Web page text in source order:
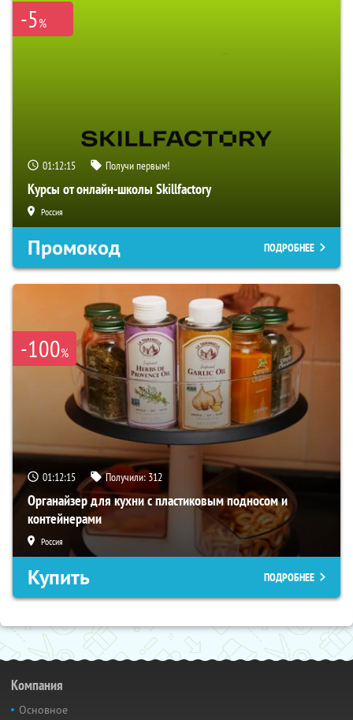
-5%
01:12:14 Получи первым!
Курсы от онлайн-школы Skillfactory
Россия
Промокод ПОДРОБНЕЕ
-100%
01:12:14 Получили: 312
Органайзер для кухни с пластиковым подносом и
контейнерами
Россия
Купить ПОДРОБНЕЕ
Компания
Основное